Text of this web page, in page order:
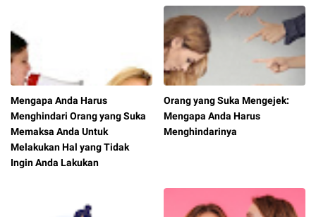
Mengapa Anda Harus
Menghindari Orang yang Suka
Memaksa Anda Untuk
Melakukan Hal yang Tidak
Ingin Anda Lakukan
Orang yang Suka Mengejek:
Mengapa Anda Harus
Menghindarinya